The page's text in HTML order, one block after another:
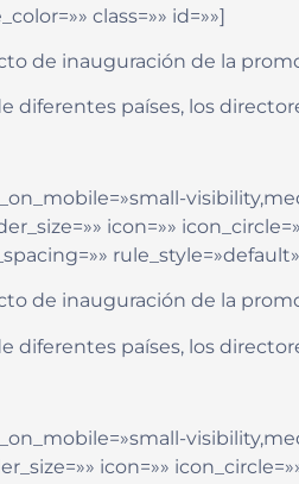
class=»» id=»»]
de inauguración de la
diferentes países, los
icon=»»
rule_style=»default»
de inauguración de la
diferentes países, los
icon=»»